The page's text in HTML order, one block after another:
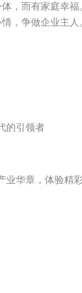
，而有家庭幸福
，争做企业主人
的引领者
业华章，体验精